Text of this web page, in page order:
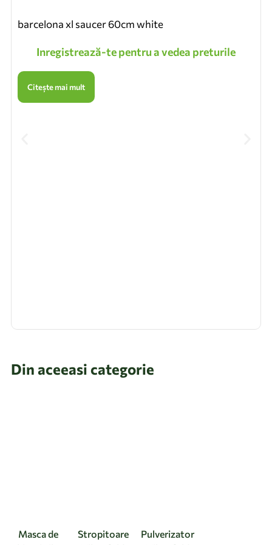
barcelona xl saucer 60cm white
Inregistrează-te pentru a vedea preturile
Citește mai mult
Din aceeasi categorie
Masca de
Stropitoare
Pulverizator